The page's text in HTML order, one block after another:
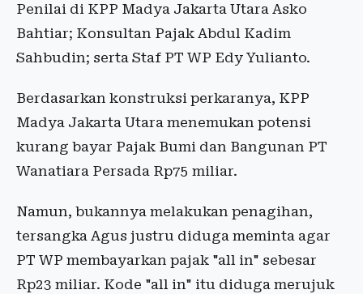
Penilai di KPP Madya Jakarta Utara Asko
Bahtiar; Konsultan Pajak Abdul Kadim
Sahbudin; serta Staf PT WP Edy Yulianto.
Berdasarkan konstruksi perkaranya, KPP
Madya Jakarta Utara menemukan potensi
kurang bayar Pajak Bumi dan Bangunan PT
Wanatiara Persada Rp75 miliar.
Namun, bukannya melakukan penagihan,
tersangka Agus justru diduga meminta agar
PT WP membayarkan pajak "all in" sebesar
Rp23 miliar. Kode "all in" itu diduga merujuk